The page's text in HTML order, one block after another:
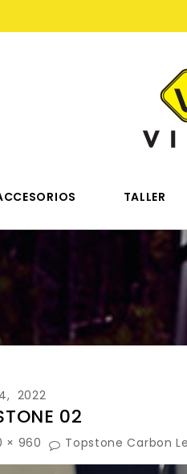
TALLER
2022
02
× 960 Topstone Carbon